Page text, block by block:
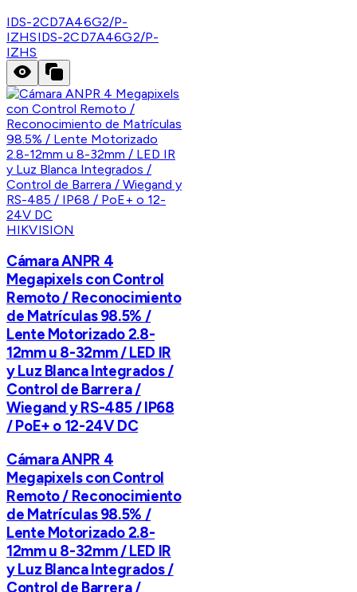
IDS-2CD7A46G2/P-
IZHSIDS-2CD7A46G2/P-
IZHS
HIKVISION
Cámara ANPR 4
Megapixels con Control
Remoto / Reconocimiento
de Matrículas 98.5% /
Lente Motorizado 2.8-
12mm u 8-32mm / LED IR
y Luz Blanca Integrados /
Control de Barrera /
Wiegand y RS-485 / IP68
/ PoE+ o 12-24V DC
Cámara ANPR 4
Megapixels con Control
Remoto / Reconocimiento
de Matrículas 98.5% /
Lente Motorizado 2.8-
12mm u 8-32mm / LED IR
y Luz Blanca Integrados /
Control de Barrera /